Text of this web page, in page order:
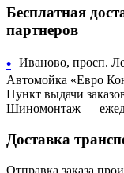
Бесплатная
партнеров
• Иваново, просп.
Автомойка «Евро
Пункт выдачи
Шиномонтаж —
Доставка
Отправка заказа